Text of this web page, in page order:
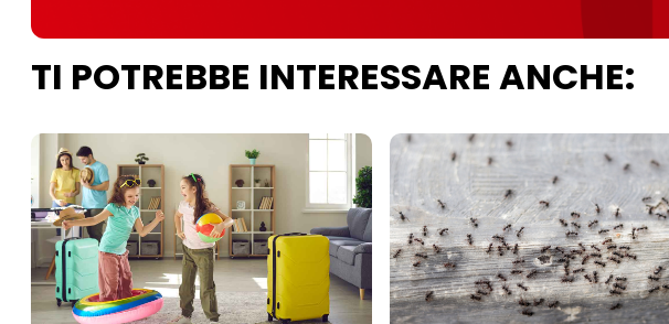
TI POTREBBE INTERESSARE ANCHE: